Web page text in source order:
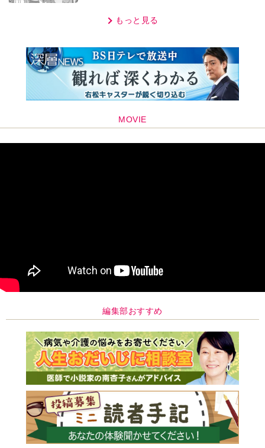
もっと見る
MOVIE
編集部おすすめ